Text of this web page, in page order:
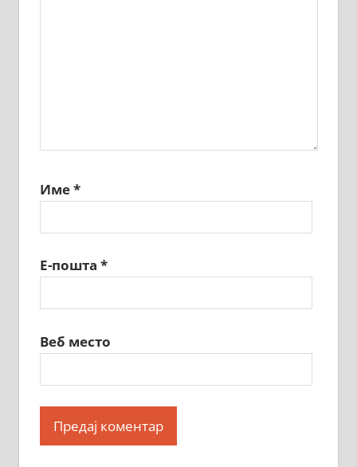
Име*
Е-пошта *
Веб место